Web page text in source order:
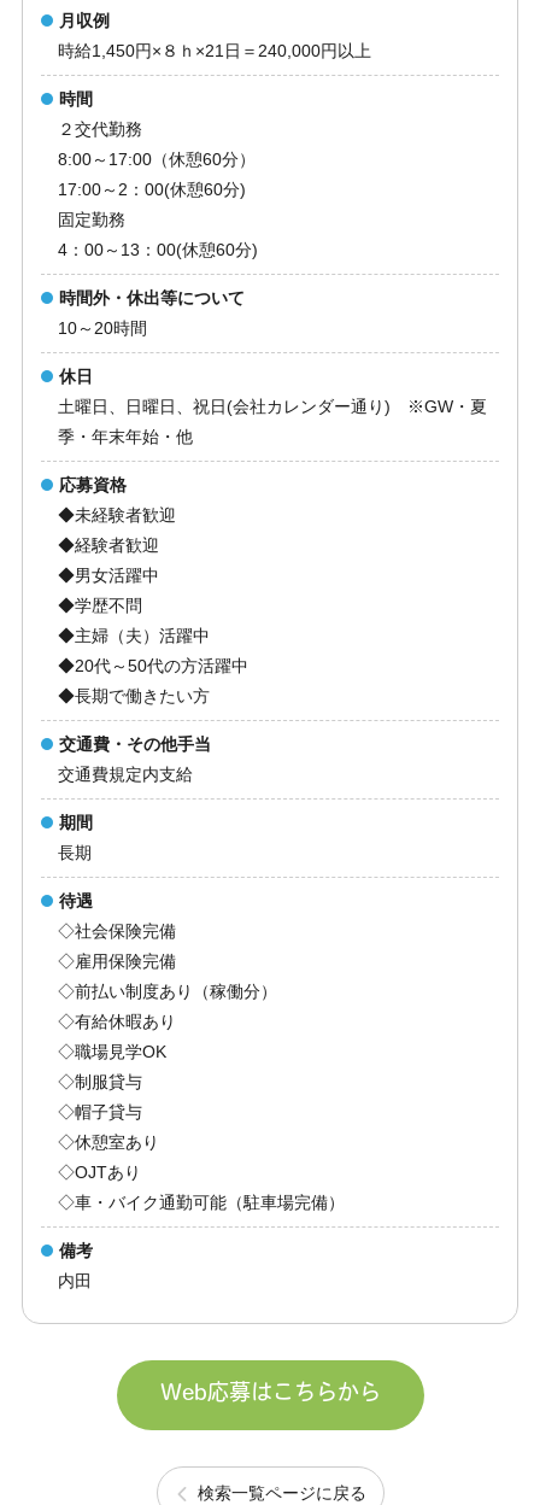
月収例
時給1,450円×８ｈ×21日＝240,000円以上
時間
２交代勤務
8:00～17:00（休憩60分）
17:00～2：00(休憩60分)
固定勤務
4：00～13：00(休憩60分)
時間外・休出等について
10～20時間
休日
土曜日、日曜日、祝日(会社カレンダー通り) ※GW・夏
季・年末年始・他
応募資格
◆未経験者歓迎
◆経験者歓迎
◆男女活躍中
◆学歴不問
◆主婦（夫）活躍中
◆20代～50代の方活躍中
◆長期で働きたい方
交通費・その他手当
交通費規定内支給
期間
長期
待遇
◇社会保険完備
◇雇用保険完備
◇前払い制度あり（稼働分）
◇有給休暇あり
◇職場見学OK
◇制服貸与
◇帽子貸与
◇休憩室あり
◇OJTあり
◇車・バイク通勤可能（駐車場完備）
備考
内田
Web応募はこちらから
検索一覧ページに戻る